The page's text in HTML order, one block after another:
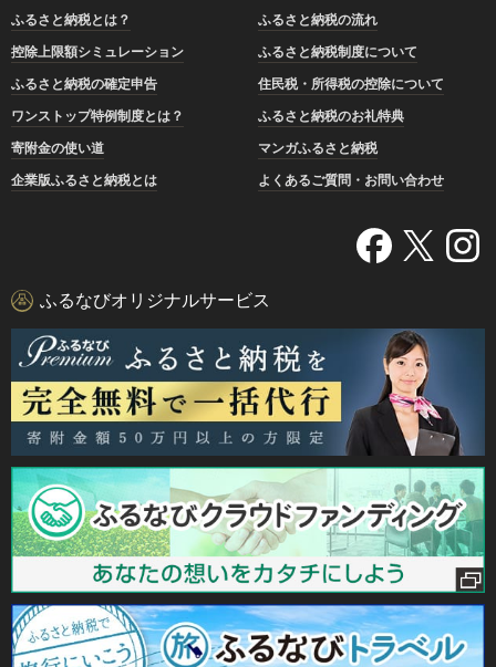
ふるさと納税とは？
ふるさと納税の流れ
控除上限額シミュレーション
ふるさと納税制度について
ふるさと納税の確定申告
住民税・所得税の控除について
ワンストップ特例制度とは？
ふるさと納税のお礼特典
寄附金の使い道
マンガふるさと納税
企業版ふるさと納税とは
よくあるご質問・お問い合わせ
ふるなびオリジナルサービス